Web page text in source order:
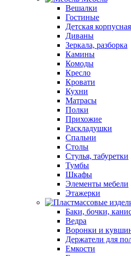
Вешалки
Гостиные
Детская
Диваны
Зеркала, разборка
Камины
Комоды
Кресло
Кровати
Кухни
Матрасы
Полки
Прихожие
Раскладушки
Спальни
Столы
Стулья, табуретки
Тумбы
Шкафы
Элементы мебели
Этажерки
Баки, бочки,
Ведра
Воронки и
Держатели для
Емкости